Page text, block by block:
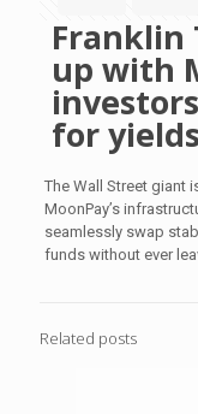
Franklin
up with
for
The Wall Street giant
MoonPay’s
seamlessly swap
funds without ever
Related posts